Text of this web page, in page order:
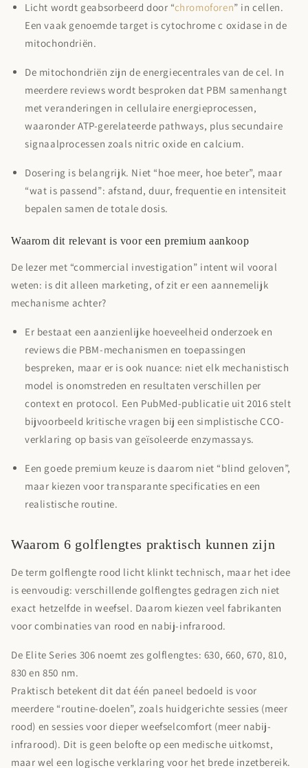
Licht wordt geabsorbeerd door “chromoforen” in cellen.
Een vaak genoemde target is cytochrome c oxidase in de
mitochondriën.
De mitochondriën zijn de energiecentrales van de cel. In
meerdere reviews wordt besproken dat PBM samenhangt
met veranderingen in cellulaire energieprocessen,
waaronder ATP-gerelateerde pathways, plus secundaire
signaalprocessen zoals nitric oxide en calcium.
Dosering is belangrijk. Niet “hoe meer, hoe beter”, maar
“wat is passend”: afstand, duur, frequentie en intensiteit
bepalen samen de totale dosis.
Waarom dit relevant is voor een premium aankoop
De lezer met “commercial investigation” intent wil vooral
weten: is dit alleen marketing, of zit er een aannemelijk
mechanisme achter?
Er bestaat een aanzienlijke hoeveelheid onderzoek en
reviews die PBM-mechanismen en toepassingen
bespreken, maar er is ook nuance: niet elk mechanistisch
model is onomstreden en resultaten verschillen per
context en protocol. Een PubMed-publicatie uit 2016 stelt
bijvoorbeeld kritische vragen bij een simplistische CCO-
verklaring op basis van geïsoleerde enzymassays.
Een goede premium keuze is daarom niet “blind geloven”,
maar kiezen voortransparante specificaties en een
realistische routine.
Waarom 6 golflengtes praktisch kunnen zijn
De term golflengte rood licht klinkt technisch, maar het idee
is eenvoudig: verschillende golflengtes gedragen zich niet
exact hetzelfde in weefsel. Daarom kiezen veel fabrikanten
voor combinaties van rood en nabij-infrarood.
De Elite Series 306 noemt zes golflengtes: 630, 660, 670, 810,
830 en 850 nm.
Praktisch betekent dit dat één paneel bedoeld is voor
meerdere “routine-doelen”, zoals huidgerichte sessies (meer
rood) en sessies voor dieper weefselcomfort (meer nabij-
infrarood). Dit is geen belofte op een medische uitkomst,
maar wel een logische verklaring voor het brede inzetbereik.